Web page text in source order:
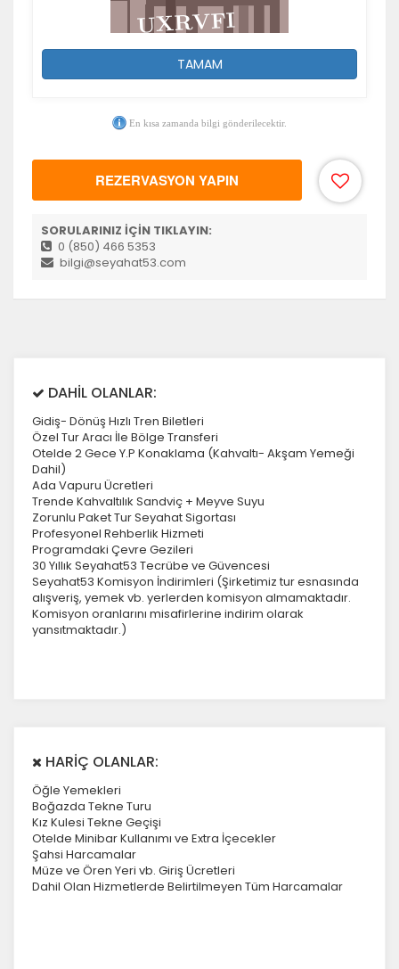
TAMAM
En kısa zamanda bilgi gönderilecektir.
REZERVASYON YAPIN
SORULARINIZ İÇİN TIKLAYIN:
0 (850) 466 5353
bilgi@seyahat53.com
DAHİL OLANLAR:
Gidiş- Dönüş Hızlı Tren Biletleri
Özel Tur Aracı İle Bölge Transferi
Otelde 2 Gece Y.P Konaklama (Kahvaltı- Akşam Yemeği
Dahil)
Ada Vapuru Ücretleri
Trende Kahvaltılık Sandviç + Meyve Suyu
Zorunlu Paket Tur Seyahat Sigortası
Profesyonel Rehberlik Hizmeti
Programdaki Çevre Gezileri
30 Yıllık Seyahat53 Tecrübe ve Güvencesi
Seyahat53 Komisyon İndirimleri (Şirketimiz tur esnasında
alışveriş, yemek vb. yerlerden komisyon almamaktadır.
Komisyon oranlarını misafirlerine indirim olarak
yansıtmaktadır.)
HARİÇ OLANLAR:
Öğle Yemekleri
Boğazda Tekne Turu
Kız Kulesi Tekne Geçişi
Otelde Minibar Kullanımı ve Extra İçecekler
Şahsi Harcamalar
Müze ve Ören Yeri vb. Giriş Ücretleri
Dahil Olan Hizmetlerde Belirtilmeyen Tüm Harcamalar